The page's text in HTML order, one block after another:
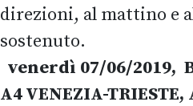
direzioni, al mattino e
sostenuto.
venerdì 07/06/2019,
A4 VENEZIA-TRIESTE,